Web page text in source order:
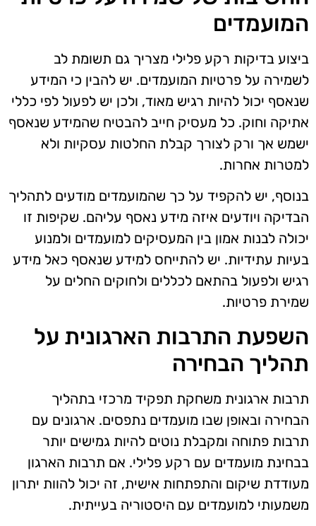
המועמדים
ביצוע בדיקות רקע פלילי מצריך גם תשומת לב
לשמירה על פרטיות המועמדים. יש להבין כי המידע
שנאסף יכול להיות רגיש מאוד, ולכן יש לפעול לפי כללי
אתיקה וחוק. כל מעסיק חייב להבטיח שהמידע שנאסף
ישמש אך ורק לצורך קבלת החלטות עסקיות ולא
למטרות אחרות.
בנוסף, יש להקפיד על כך שהמועמדים מודעים לתהליך
הבדיקה ויודעים איזה מידע נאסף עליהם. שקיפות זו
יכולה לבנות אמון בין המעסיקים למועמדים ולמנוע
בעיות עתידיות. יש להתייחס למידע שנאסף כאל מידע
רגיש ולפעול בהתאם לכללים ולחוקים החלים על
שמירת פרטיות.
השפעת התרבות הארגונית על
תהליך הבחירה
תרבות ארגונית משחקת תפקיד מרכזי בתהליך
הבחירה ובאופן שבו מועמדים נתפסים. ארגונים עם
תרבות פתוחה ומקבלת נוטים להיות גמישים יותר
בבחינת מועמדים עם רקע פלילי. אם תרבות הארגון
מעודדת שיקום והתפתחות אישית, זה יכול להוות יתרון
משמעותי למועמדים עם היסטוריה בעייתית.